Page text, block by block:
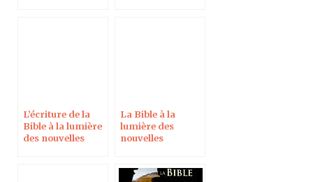
L’écriture de la
Bible à la lumière
des nouvelles
La Bible à la
lumière des
nouvelles